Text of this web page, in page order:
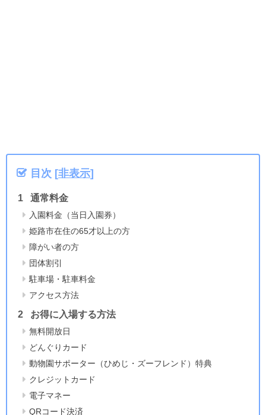
目次 [非表示]
通常料金
入園料金（当日入園券）
姫路市在住の65才以上の方
障がい者の方
団体割引
駐車場・駐車料金
アクセス方法
お得に入場する方法
無料開放日
どんぐりカード
動物園サポーター（ひめじ・ズーフレンド）特典
クレジットカード
電子マネー
QRコード決済